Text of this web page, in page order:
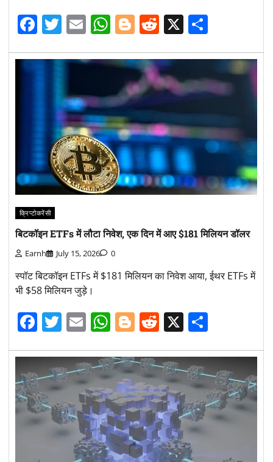
Facebook
Twitter
EmailWhatsApp
Blogger
Reddit
X
क्रिप्टोकरेंसी
बिटकॉइन ETFs में लौटा निवेश, एक दिन में आए $181 मिलियन डॉलर
Earnh July 15, 2026 0
स्पॉट बिटकॉइन ETFs में $181 मिलियन का निवेश आया, ईथर ETFs में
भी $58 मिलियन जुड़े।
Facebook
Twitter
EmailWhatsApp
Blogger
Reddit
X